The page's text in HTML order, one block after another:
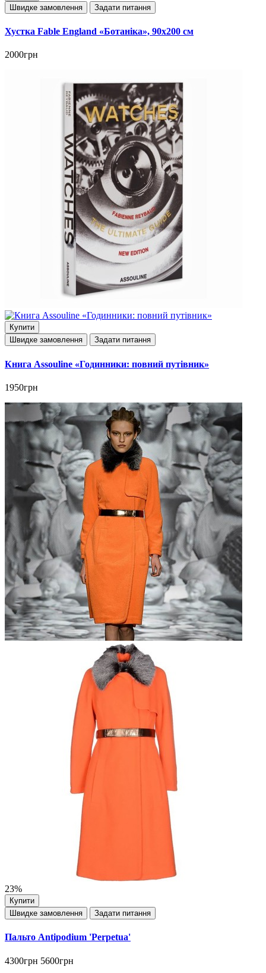
Швидке замовлення
Задати питання
Хустка Fable England «Ботаніка», 90x200 см
2000грн
Купити
Швидке замовлення
Задати питання
Книга Assouline «Годинники: повний путівник»
1950грн
23%
Купити
Швидке замовлення
Задати питання
Пальто Antipodium 'Perpetua'
4300грн 5600грн